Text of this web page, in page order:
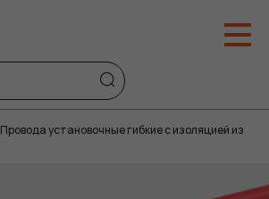
Провода установочные гибкие с изоляцией из